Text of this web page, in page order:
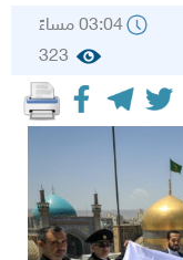
03:04 مساءً
323